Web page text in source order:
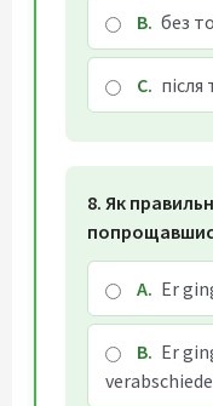
B. без
C. після
8. Як
A. Er
B. Er